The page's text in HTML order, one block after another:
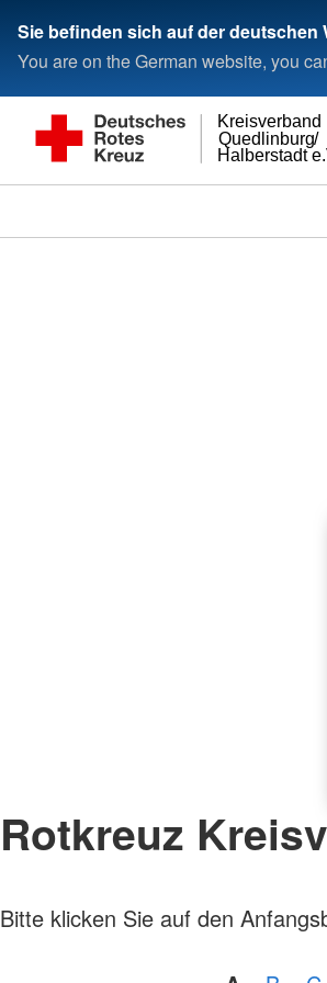
Sie befinden sich auf der deutschen
You are on the German website, you
Halberstadt
Quedlinburg/
Kreisverband
Rotkreuz
Bitte klicken Sie auf den